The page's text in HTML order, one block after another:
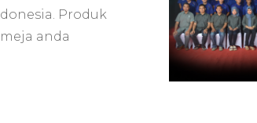
taplak
grosir
Produk
anda